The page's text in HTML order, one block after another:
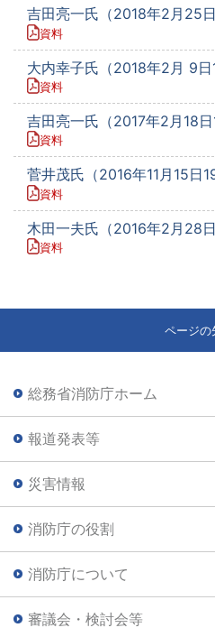
吉田亮一氏（2018年2月25
資料
大内幸子氏（2018年2月 9日
資料
吉田亮一氏（2017年2月18日
資料
菅井茂氏（2016年11月15日
資料
木田一夫氏（2016年2月28
資料
ページの
総務省消防庁ホーム
報道発表等
災害情報
消防庁の役割
消防庁について
審議会・検討会等